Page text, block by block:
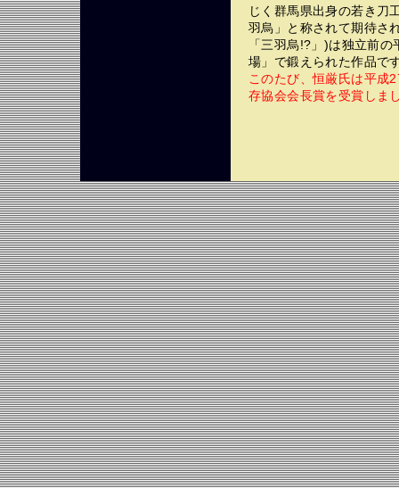
じく群馬県出身の若き刀
羽烏」と称されて期待さ
「三羽烏!?」)は独立前
場」で鍛えられた作品で
このたび、恒厳氏は平成
存協会会長賞を受賞しま